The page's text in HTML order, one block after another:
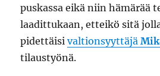
puskassa eikä niin hämärää
laadittukaan, etteikö sitä
pidettäisivaltionsyyttäjä
tilaustyönä.